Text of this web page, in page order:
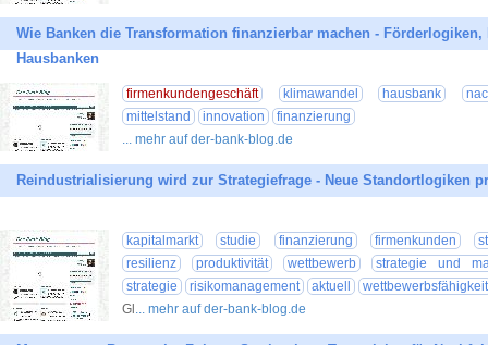
Wie Banken die Transformation finanzierbar machen -
Hausbanken
firmenkundengeschäft klimawandel hausbank
mittelstand
innovation
finanzierung
... mehr auf der-bank-blog.de
Reindustrialisierung wird zur Strategiefrage - Neue Standortlogiken
kapitalmarkt studie finanzierung firmenkunden
resilienz
produktivität wettbewerb
strategie und
strategie
risikomanagement aktuell
wettbewerbsfähigkeit
Gl ... mehr auf der-bank-blog.de